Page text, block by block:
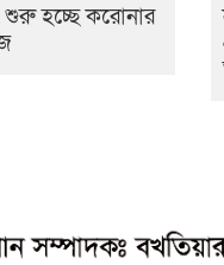
শুরু হচ্ছে করোনার